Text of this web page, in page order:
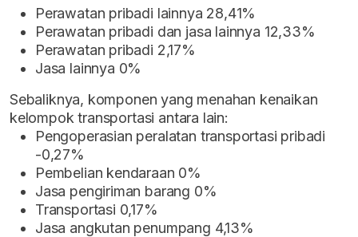
Perawatan pribadi lainnya 28,41%
Perawatan pribadi dan jasa lainnya 12,33%
Perawatan pribadi 2,17%
Jasa lainnya 0%
Sebaliknya, komponen yang menahan kenaikan
kelompok transportasi antara lain:
Pengoperasian peralatan transportasi pribadi
-0,27%
Pembelian kendaraan 0%
Jasa pengiriman barang 0%
Transportasi 0,17%
Jasa angkutan penumpang 4,13%